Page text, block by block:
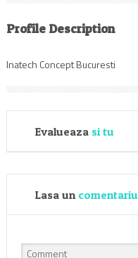
Profile Description
Inatech Concept Bucuresti
Evalueaza si tu
Lasa un comentariu